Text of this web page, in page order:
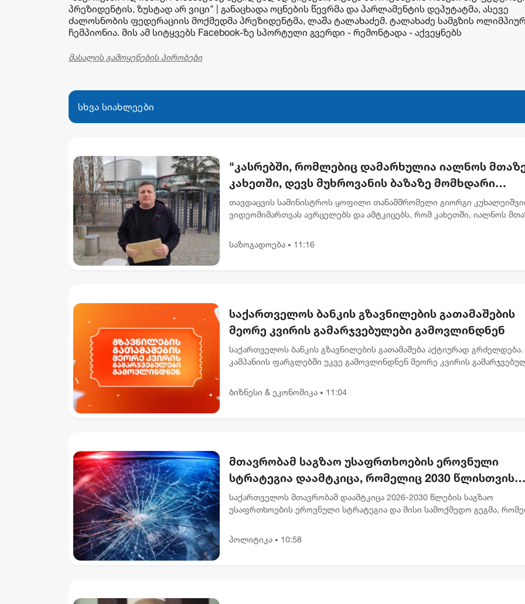
პრეზიდენტის, ზუსტად არ ვიცი" | განაცხადა ოცნების წევრმა და პარლამენტის დეპუტატმა, ასევე
ძალოსნობის ფედერაციის მოქმედმა პრეზიდენტმა, ლაშა ტალახაძემ. ტალახაძე სამგზის
ჩემპიონია. მის ამ სიტყვებს Facebook-ზე სპორტული გვერდი - რემონტადა - აქვეყნებს
მასალის გამოყენების პირობები
სხვა სიახლეები
"კასრებში, რომლებიც დამარხულია იალნოს
კახეთში, დევს მუხროვანის ბაზაზე მომხდარი
საიდუმლო ვიდეოჩანაწერები, რომელიც
ფარდას ახდის"
თავდაცვის სამინისტროს ყოფილი თანამშრომელი გიორგი
ვიდეომიმართვას ავრცელებს და ამტკიცებს, რომ კახეთში, იალნოს
ამბოხის ამსა...
საზოგადოება • 11:16
საქართველოს ბანკის გზავნილების გათამაშების
მეორე კვირის გამარჯვებულები გამოვლინდნენ
საქართველოს ბანკის გზავნილების გათამაშება აქტიურად გრძელდება.
კამპანიის ფარგლებში უკვე გამოვლინდნენ მეორე კვირის
ბიზნესი & ეკონომიკა • 11:04
მთავრობამ საგზაო უსაფრთხოების ეროვნული
სტრატეგია დაამტკიცა, რომელიც 2030 წლისთვის
დაშავებულთა და დაღუპულთა რაოდენობის 25%-
ით შემცირებას ითვალისწინებს
საქართველოს მთავრობამ დაამტკიცა 2026-2030 წლების საგზაო
უსაფრთხოების ეროვნული სტრატეგია და მისი სამოქმედო გეგმა,
დაღუპულთა რაოდენობის 2...
პოლიტიკა • 10:58